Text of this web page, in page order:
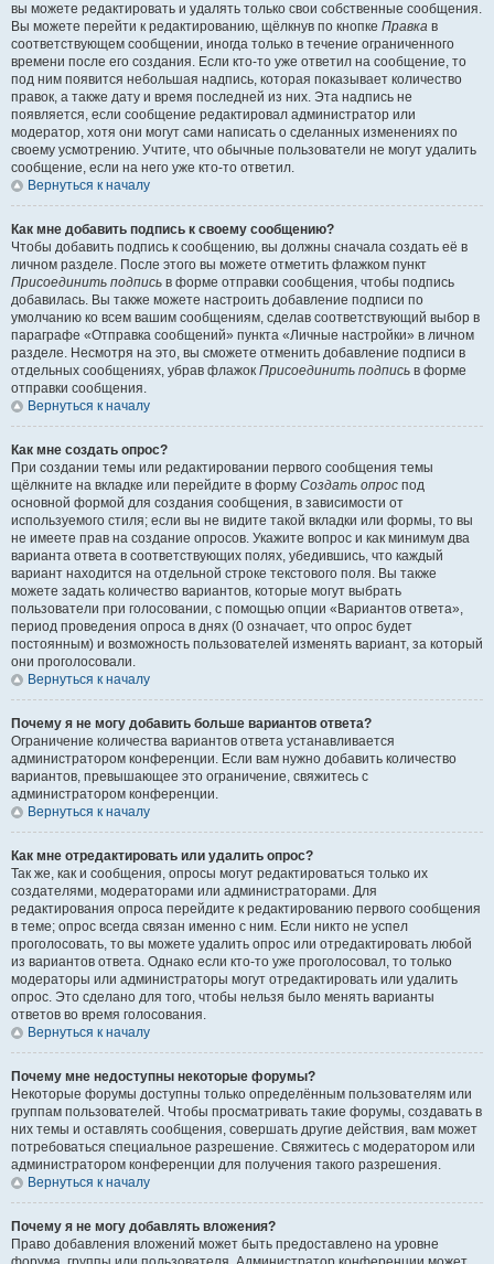
вы можете редактировать и удалять только свои собственные сообщения.
Вы можете перейти к редактированию, щёлкнув по кнопке Правка в
соответствующем сообщении, иногда только в течение ограниченного
времени после его создания. Если кто-то уже ответил на сообщение, то
под ним появится небольшая надпись, которая показывает количество
правок, а также дату и время последней из них. Эта надпись не
появляется, если сообщение редактировал администратор или
модератор, хотя они могут сами написать о сделанных изменениях по
своему усмотрению. Учтите, что обычные пользователи не могут удалить
сообщение, если на него уже кто-то ответил.
Вернуться к началу
Как мне добавить подпись к своему сообщению?
Чтобы добавить подпись к сообщению, вы должны сначала создать её в
личном разделе. После этого вы можете отметить флажком пункт
Присоединить подпись в форме отправки сообщения, чтобы подпись
добавилась. Вы также можете настроить добавление подписи по
умолчанию ко всем вашим сообщениям, сделав соответствующий выбор в
параграфе «Отправка сообщений» пункта «Личные настройки» в личном
разделе. Несмотря на это, вы сможете отменить добавление подписи в
отдельных сообщениях, убрав флажок Присоединить подпись в форме
отправки сообщения.
Вернуться к началу
Как мне создать опрос?
При создании темы или редактировании первого сообщения темы
щёлкните на вкладке или перейдите в форму Создать опрос под
основной формой для создания сообщения, в зависимости от
используемого стиля; если вы не видите такой вкладки или формы, то вы
не имеете прав на создание опросов. Укажите вопрос и как минимум два
варианта ответа в соответствующих полях, убедившись, что каждый
вариант находится на отдельной строке текстового поля. Вы также
можете задать количество вариантов, которые могут выбрать
пользователи при голосовании, с помощью опции «Вариантов ответа»,
период проведения опроса в днях (0 означает, что опрос будет
постоянным) и возможность пользователей изменять вариант, за который
они проголосовали.
Вернуться к началу
Почему я не могу добавить больше вариантов ответа?
Ограничение количества вариантов ответа устанавливается
администратором конференции. Если вам нужно добавить количество
вариантов, превышающее это ограничение, свяжитесь с
администратором конференции.
Вернуться к началу
Как мне отредактировать или удалить опрос?
Так же, как и сообщения, опросы могут редактироваться только их
создателями, модераторами или администраторами. Для
редактирования опроса перейдите к редактированию первого сообщения
в теме; опрос всегда связан именно с ним. Если никто не успел
проголосовать, то вы можете удалить опрос или отредактировать любой
из вариантов ответа. Однако если кто-то уже проголосовал, то только
модераторы или администраторы могут отредактировать или удалить
опрос. Это сделано для того, чтобы нельзя было менять варианты
ответов во время голосования.
Вернуться к началу
Почему мне недоступны некоторые форумы?
Некоторые форумы доступны только определённым пользователям или
группам пользователей. Чтобы просматривать такие форумы, создавать в
них темы и оставлять сообщения, совершать другие действия, вам может
потребоваться специальное разрешение. Свяжитесь с модератором или
администратором конференции для получения такого разрешения.
Вернуться к началу
Почему я не могу добавлять вложения?
Право добавления вложений может быть предоставлено на уровне